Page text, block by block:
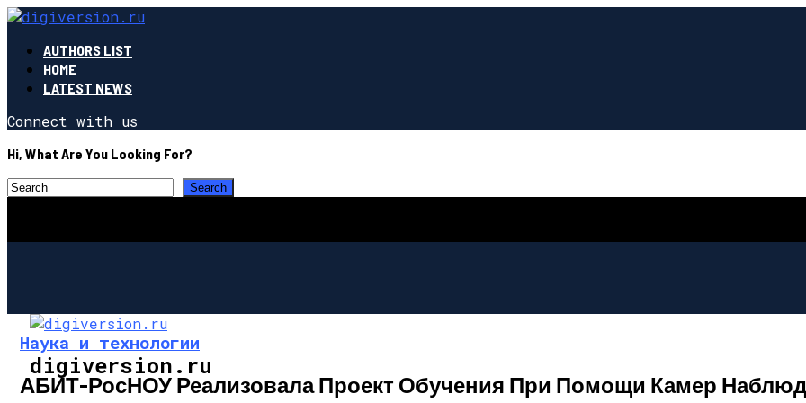
AUTHORS LIST
HOME
LATEST NEWS
Connect with us
Hi, What Are You Looking For?
digiversion.ru
Наука и технологии
АБИТ-РосНОУ Реализовала Проект Обучения При Помощи Камер